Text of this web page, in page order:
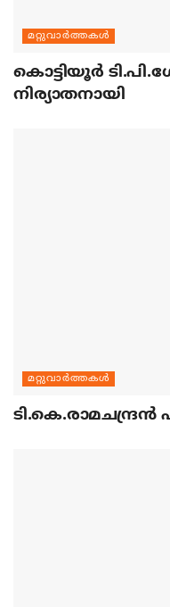
മറ്റുവാര്‍ത്തകള്‍
കൊട്ടിയൂര്‍
നിര്യാതനായി
മറ്റുവാര്‍ത്തകള്‍
ടി.കെ.രാമചന്ദ്രന്‍